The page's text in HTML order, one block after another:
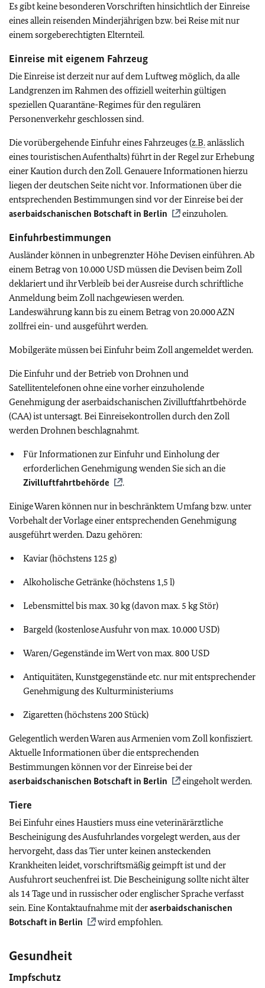
Es gibt keine besonderen Vorschriften hinsichtlich der Einreise
eines allein reisenden Minderjährigen bzw. bei Reise mit nur
einem sorgeberechtigten Elternteil.
Einreise mit eigenem Fahrzeug
Die Einreise ist derzeit nur auf dem Luftweg möglich, da alle
Landgrenzen im Rahmen des offiziell weiterhin gültigen
speziellen Quarantäne-Regimes für den regulären
Personenverkehr geschlossen sind.
Die vorübergehende Einfuhr eines Fahrzeuges (z.B.anlässlich
eines touristischen Aufenthalts) führt in der Regel zur Erhebung
einer Kaution durch den Zoll. Genauere Informationen hierzu
liegen der deutschen Seite nicht vor. Informationen über die
entsprechenden Bestimmungen sind vor der Einreise bei der
aserbaidschanischen Botschaft in Berlin
einzuholen.
Einfuhrbestimmungen
Ausländer können in unbegrenzter Höhe Devisen einführen. Ab
einem Betrag von 10.000 USD müssen die Devisen beim Zoll
deklariert und ihr Verbleib bei der Ausreise durch schriftliche
Anmeldung beim Zoll nachgewiesen werden.
Landeswährung kann bis zu einem Betrag von 20.000 AZN
zollfrei ein- und ausgeführt werden.
Mobilgeräte müssen bei Einfuhr beim Zoll angemeldet werden.
Die Einfuhr und der Betrieb von Drohnen und
Satellitentelefonen ohne eine vorher einzuholende
Genehmigung der aserbaidschanischen Zivilluftfahrtbehörde
(CAA) ist untersagt. Bei Einreisekontrollen durch den Zoll
werden Drohnen beschlagnahmt.
Für Informationen zur Einfuhr und Einholung der
erforderlichen Genehmigung wenden Sie sich an die
Zivilluftfahrtbehörde
.
Einige Waren können nur in beschränktem Umfang bzw. unter
Vorbehalt der Vorlage einer entsprechenden Genehmigung
ausgeführt werden. Dazu gehören:
Kaviar (höchstens 125 g)
Alkoholische Getränke (höchstens 1,5 l)
Lebensmittel bis max. 30 kg (davon max. 5 kg Stör)
Bargeld (kostenlose Ausfuhr von max. 10.000 USD)
Waren/Gegenstände im Wert von max. 800 USD
Antiquitäten, Kunstgegenstände etc. nur mit entsprechender
Genehmigung des Kulturministeriums
Zigaretten (höchstens 200 Stück)
Gelegentlich werden Waren aus Armenien vom Zoll konfisziert.
Aktuelle Informationen über die entsprechenden
Bestimmungen können vor der Einreise bei der
aserbaidschanischen Botschaft in Berlin
eingeholt werden.
Tiere
Bei Einfuhr eines Haustiers muss eine veterinärärztliche
Bescheinigung des Ausfuhrlandes vorgelegt werden, aus der
hervorgeht, dass das Tier unter keinen ansteckenden
Krankheiten leidet, vorschriftsmäßig geimpft ist und der
Ausfuhrort seuchenfrei ist. Die Bescheinigung sollte nicht älter
als 14 Tage und in russischer oder englischer Sprache verfasst
sein. Eine Kontaktaufnahme mit deraserbaidschanischen
Botschaft in Berlin
wird empfohlen.
Gesundheit
Impfschutz